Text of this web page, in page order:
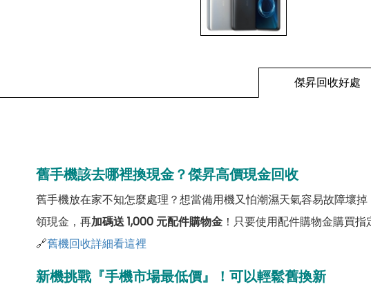
傑昇回收好處
舊手機該去哪裡換現金？傑昇高價現金回收
舊手機放在家不知怎麼處理？想當備用機又怕潮濕天氣容易故障壞
領現金，再加碼送 1,000 元配件購物金 ！只要使用配件購物金購買
🔗舊機回收詳細看這裡
新機挑戰『手機市場最低價』！可以輕鬆舊換新